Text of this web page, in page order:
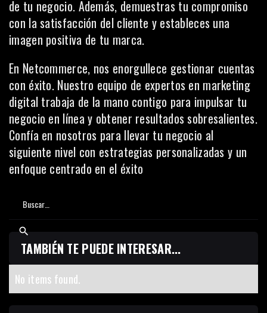
de tu negocio. Además, demuestras tu compromiso
con la satisfacción del cliente y estableces una
imagen positiva de tu marca.
En Netcommerce, nos enorgullece gestionar cuentas
con éxito. Nuestro equipo de expertos en marketing
digital trabaja de la mano contigo para impulsar tu
negocio en línea y obtener resultados sobresalientes.
Confía en nosotros para llevar tu negocio al
siguiente nivel con estrategias personalizadas y un
enfoque centrado en el éxito
TAMBIÉN TE PUEDE INTERESAR...
No items found.